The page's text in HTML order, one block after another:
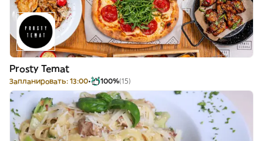
Prosty Temat
Запланировать: 13:00 100%(15)